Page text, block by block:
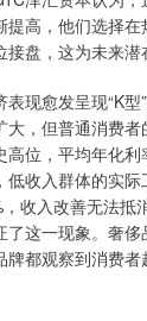
提高，他们选择
盘，这为未来潜
愈发呈现“K型”
大，但普通消费
位，平均年化
低收入群体的实
收入改善无法抵
了这一现象。奢
牌都观察到消费